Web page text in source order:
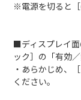
※電源を切ると［
■ディスプレイ面
ック］の「有効
・あらかじめ、
ください。